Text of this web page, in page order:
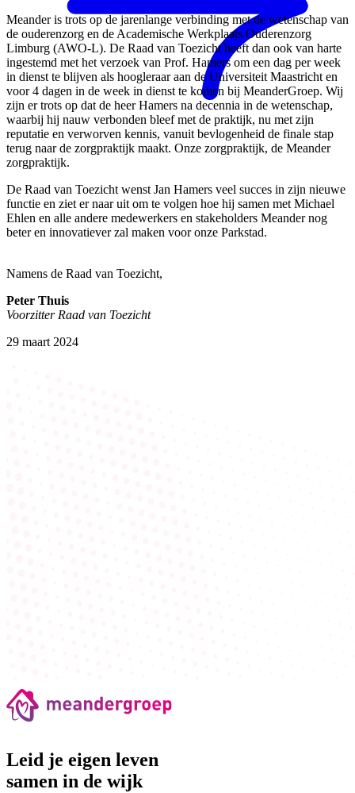
Meander is trots op de jarenlange verbinding met de wetenschap van
de ouderenzorg en de Academische Werkplaats Ouderenzorg
Limburg (AWO-L). De Raad van Toezicht heeft dan ook van harte
ingestemd met het verzoek van Prof. Hamers om een dag per week
in dienst te blijven als hoogleraar aan de Universiteit Maastricht en
voor 4 dagen in de week in dienst te komen bij MeanderGroep. Wij
zijn er trots op dat de heer Hamers na decennia in de wetenschap,
waarbij hij nauw verbonden bleef met de praktijk, nu met zijn
reputatie en verworven kennis, vanuit bevlogenheid de finale stap
terug naar de zorgpraktijk maakt. Onze zorgpraktijk, de Meander
zorgpraktijk.
De Raad van Toezicht wenst Jan Hamers veel succes in zijn nieuwe
functie en ziet er naar uit om te volgen hoe hij samen met Michael
Ehlen en alle andere medewerkers en stakeholders Meander nog
beter en innovatiever zal maken voor onze Parkstad.
Namens de Raad van Toezicht,
Peter Thuis
Voorzitter Raad van Toezicht
29 maart 2024
Leid je eigen leven
samen in de wijk